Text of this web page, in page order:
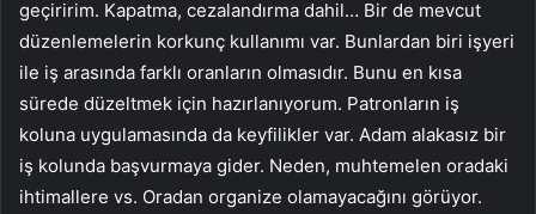
geçiririm. Kapatma, cezalandırma dahil… Bir de mevcut
düzenlemelerin korkunç kullanımı var. Bunlardan biri işyeri
ile iş arasında farklı oranların olmasıdır. Bunu en kısa
sürede düzeltmek için hazırlanıyorum. Patronların iş
koluna uygulamasında da keyfilikler var. Adam alakasız bir
iş kolunda başvurmaya gider. Neden, muhtemelen oradaki
ihtimallere vs. Oradan organize olamayacağını görüyor.